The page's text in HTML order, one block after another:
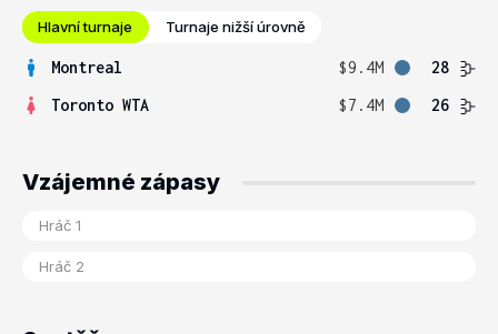
Hlavní turnaje Turnaje nižší úrovně
Montreal $9.4M
28
Toronto WTA
$7.4M 26
Vzájemné zápasy